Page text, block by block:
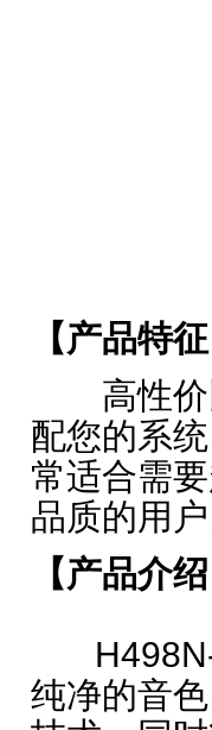
【产品特
高性价
配您的系
常适合需
品质的用
【产品介
H498N-
纯净的音